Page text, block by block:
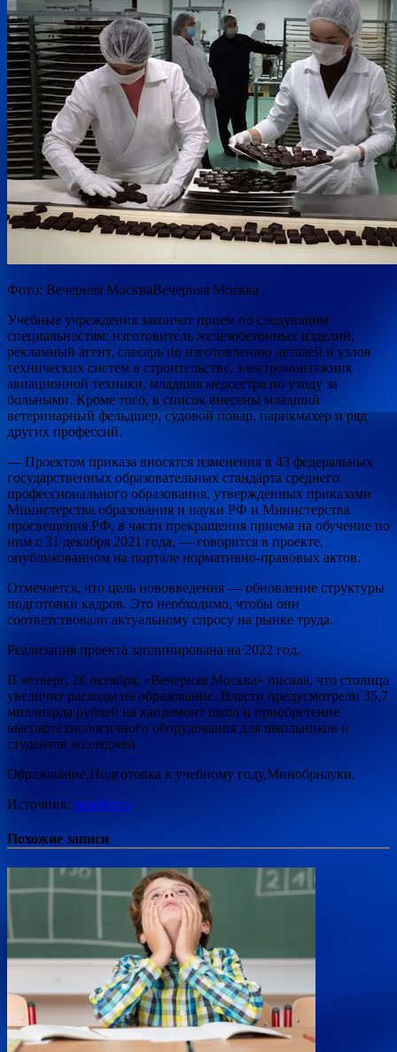
Фото: Вечерняя МоскваВечерняя Москва
Учебные учреждения закончат прием по следующим
специальностям: изготовитель железобетонных изделий,
рекламный агент, слесарь по изготовлению деталей и узлов
технических систем в строительстве, электромонтажник
авиационной техники, младшая медсестра по уходу за
больными. Кроме того, в список внесены младший
ветеринарный фельдшер, судовой повар, парикмахер и ряд
других профессий.
— Проектом приказа вносятся изменения в 43 федеральных
государственных образовательных стандарта среднего
профессионального образования, утвержденных приказами
Министерства образования и науки РФ и Министерства
просвещения РФ, в части прекращения приема на обучение по
ним с 31 декабря 2021 года, — говорится в проекте,
опубликованном на портале нормативно-правовых актов.
Отмечается, что цель нововведения — обновление структуры
подготовки кадров. Это необходимо, чтобы они
соответствовали актуальному спросу на рынке труда.
Реализация проекта заплинирована на 2022 год.
В четверг, 28 октября, «Вечерняя Москва» писала, что столица
увеличит расходы на образование. Власти предусмотрели 35,7
миллиарда рублей на капремонт школ и приобретение
высокотехнологичного оборудования для школьников и
студентов колледжей.
Образование,Подготовка к учебному году,Минобрнауки,
Источник: rambler.ru
Похожие записи